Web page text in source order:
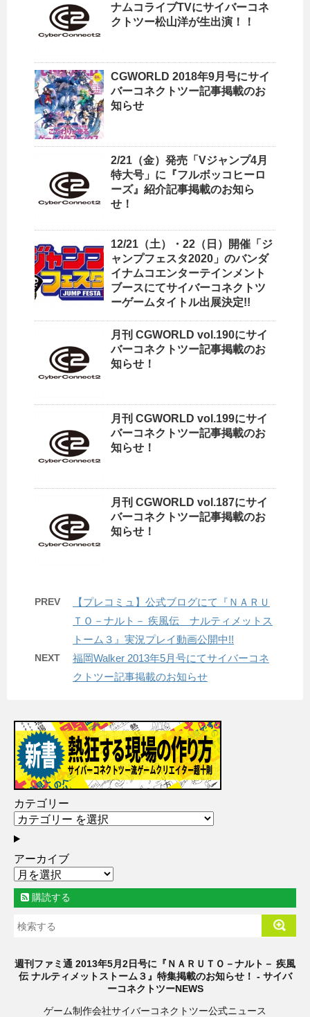
ナムコライブTVにサイバーコネ
クトツー松山洋が生出演！！
CGWORLD 2018年9月号にサイ
バーコネクトツー記事掲載のお
知らせ
2/21（金）発売「Vジャンプ4月
特大号」に『フルボッコヒーロ
ーズ』紹介記事掲載のお知ら
せ！
12/21（土）・22（日）開催「ジ
ャンプフェスタ2020」のバンダ
イナムコエンターテインメント
ブースにてサイバーコネクトツ
ーゲームタイトル出展決定!!
月刊 CGWORLD vol.190にサイ
バーコネクトツー記事掲載のお
知らせ！
月刊 CGWORLD vol.199にサイ
バーコネクトツー記事掲載のお
知らせ！
月刊 CGWORLD vol.187にサイ
バーコネクトツー記事掲載のお
知らせ！
PREV
【プレコミュ】公式ブログにて『ＮＡＲＵ
ＴＯ－ナルト－ 疾風伝 ナルティメットス
トーム３』実況プレイ動画公開中!!
NEXT
福岡Walker 2013年5月号にてサイバーコネ
クトツー記事掲載のお知らせ
カテゴリー
アーカイブ
購読する
週刊ファミ通 2013年5月2日号に『ＮＡＲＵＴＯ－ナルト－ 疾風
伝 ナルティメットストーム３』特集掲載のお知らせ！ - サイバ
ーコネクトツーNEWS
ゲーム制作会社サイバーコネクトツー公式ニュース